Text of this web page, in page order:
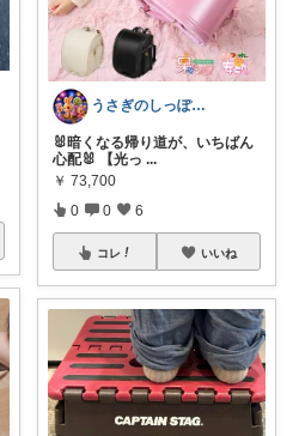
うさぎのしっぽ43🐰2児の母👧朝コレ
🐰暗くなる帰り道が、いちばん
心配🐰 【光っ ...
￥ 73,700
0 0 6
コレ いいね